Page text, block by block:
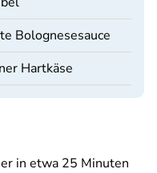
Bolognesesauce
Hartkäse
in etwa 25 Minuten